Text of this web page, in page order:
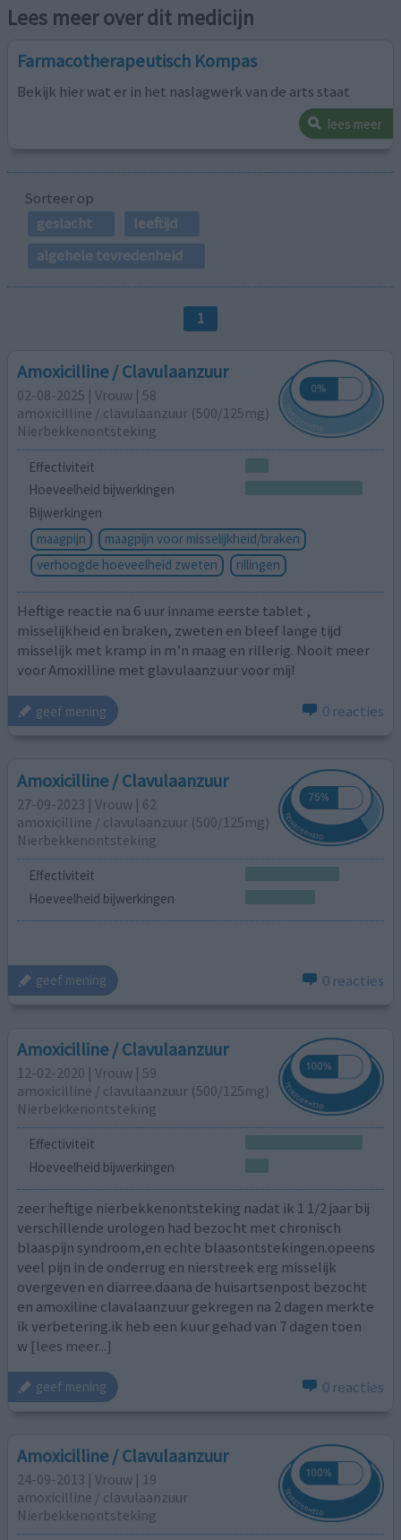
Lees meer over dit medicijn
Farmacotherapeutisch Kompas
Bekijk hier wat er in het naslagwerk van de arts staat
lees meer
Sorteer op
geslacht
leeftijd
algehele tevredenheid
1
Amoxicilline / Clavulaanzuur
02-08-2025 | Vrouw | 58
amoxicilline / clavulaanzuur (500/125mg)
Nierbekkenontsteking
Effectiviteit
Hoeveelheid bijwerkingen
Bijwerkingen
maagpijn
maagpijn voor misselijkheid/braken
verhoogde hoeveelheid zweten
rillingen
Heftige reactie na 6 uur inname eerste tablet ,
misselijkheid en braken, zweten en bleef lange tijd
misselijk met kramp in m’n maag en rillerig. Nooit meer
voor Amoxilline met glavulaanzuur voor mij!
geef mening 0 reacties
Amoxicilline / Clavulaanzuur
27-09-2023 | Vrouw | 62
amoxicilline / clavulaanzuur (500/125mg)
Nierbekkenontsteking
Effectiviteit
Hoeveelheid bijwerkingen
geef mening 0 reacties
Amoxicilline / Clavulaanzuur
12-02-2020 | Vrouw | 59
amoxicilline / clavulaanzuur (500/125mg)
Nierbekkenontsteking
Effectiviteit
Hoeveelheid bijwerkingen
zeer heftige nierbekkenontsteking nadat ik 1 1/2 jaar bij
verschillende urologen had bezocht met chronisch
blaaspijn syndroom,en echte blaasontstekingen.opeens
veel pijn in de onderrug en nierstreek erg misselijk
overgeven en diarree.daana de huisartsenpost bezocht
en amoxiline clavalaanzuur gekregen na 2 dagen merkte
ik verbetering.ik heb een kuur gehad van 7 dagen toen
w [lees meer...]
geef mening 0 reacties
Amoxicilline / Clavulaanzuur
24-09-2013 | Vrouw | 19
amoxicilline / clavulaanzuur
Nierbekkenontsteking